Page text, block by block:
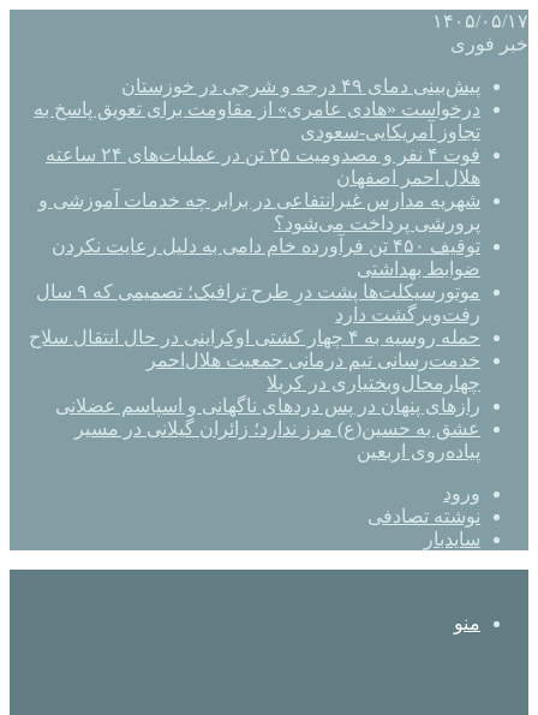
۱۴۰۵/۰۵/۱۷
خبر فوری
پیش‌بینی دمای ۴۹ درجه و شرجی در خوزستان
درخواست «هادی عامری» از مقاومت برای تعویق پاسخ به
تجاوز آمریکایی-سعودی
فوت ۴ نفر و مصدومیت ۲۵ تن در عملیات‌های ۲۴ ساعته
هلال احمر اصفهان
شهریه مدارس غیرانتفاعی در برابر چه خدمات آموزشی و
پرورشی پرداخت می‌شود؟
توقیف ۴۵۰ تن فرآورده خام دامی به دلیل رعایت نکردن
ضوابط بهداشتی
موتورسیکلت‌ها پشت درِ طرح ترافیک؛ تصمیمی که ۹ سال
رفت‌وبرگشت دارد
حمله روسیه به ۴ چهار کشتی اوکراینی در حال انتقال سلاح
خدمت‌رسانی تیم درمانی جمعیت هلال‌احمر
چهارمحال‌وبختیاری در کربلا
رازهای پنهان در پس دردهای ناگهانی و اسپاسم عضلانی
عشق به حسین(ع) مرز ندارد؛ زائران گیلانی در مسیر
پیاده‌روی اربعین
ورود
نوشته تصادفی
سایدبار
منو